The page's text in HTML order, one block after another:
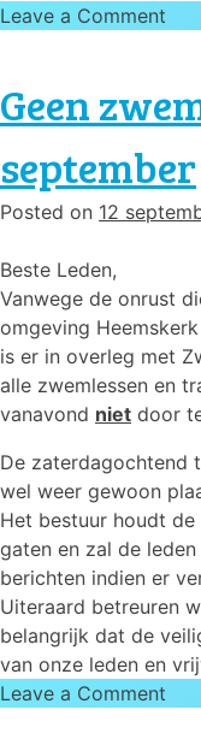
Leave a Comment
25
2025
Geen
september
Posted on 12
Beste Leden,
Vanwege de onrust
omgeving
is er in overleg met
alle zwemlessen en
vanavond niet door
De zaterdagochtend
wel weer gewoon
Het bestuur houdt de
gaten en zal de leden
berichten indien er
Uiteraard betreuren
belangrijk dat de
van onze leden en
Leave a Comment